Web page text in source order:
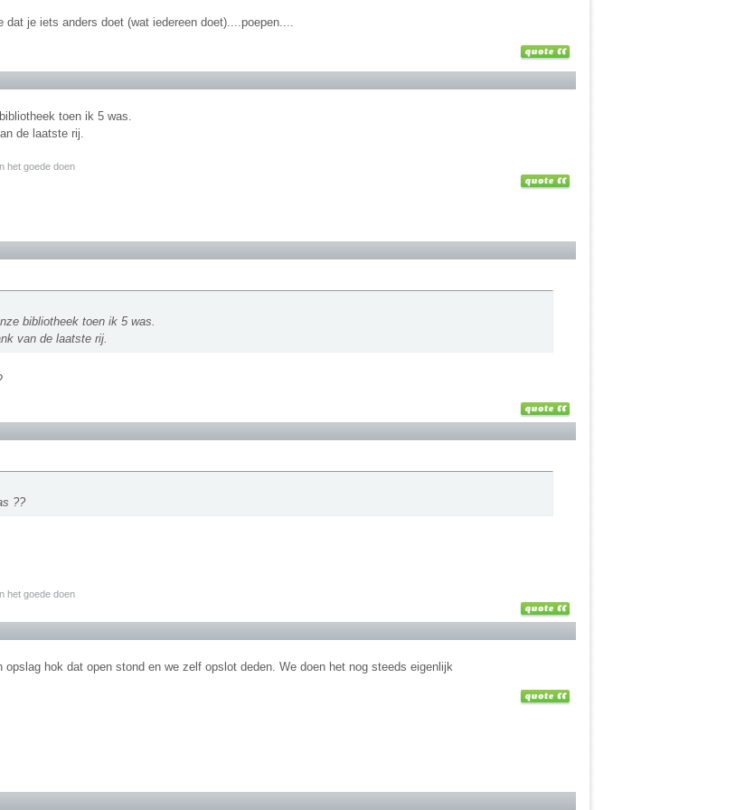
je iets anders doet (wat iedereen doet)....poepen....
toen ik 5 was.
de laatste rij.
het goede doen
bibliotheek toen ik 5 was.
van de laatste rij.
??
het goede doen
opslag hok dat open stond en we zelf opslot deden. We doen het nog steeds eigenlijk